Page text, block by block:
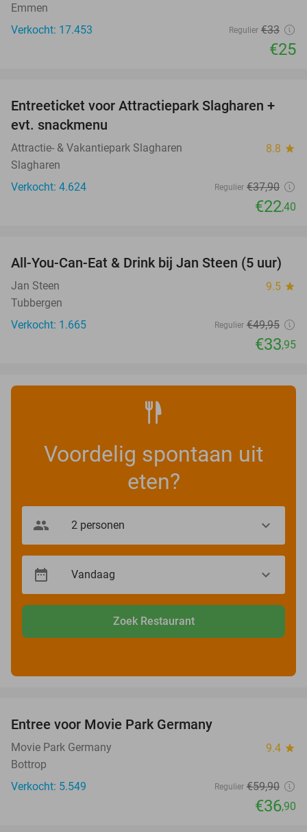
Emmen
Verkocht: 17.453
Regulier €33
€25
41%
Entreeticket voor Attractiepark Slagharen +
evt. snackmenu
Attractie- & Vakantiepark Slagharen 8.8 star
Slagharen
Verkocht: 4.624
Regulier €37,90
€22,40
32%
All-You-Can-Eat & Drink bij Jan Steen (5 uur)
Jan Steen 9.5 star
Tubbergen
Verkocht: 1.665
Regulier €49,95
€33,95
Voordelig spontaan uit
eten?
Zoek Restaurant
Entree voor Movie Park Germany
Movie Park Germany 9.4 star
Bottrop
Verkocht: 5.549
Regulier €59,90
€36,90